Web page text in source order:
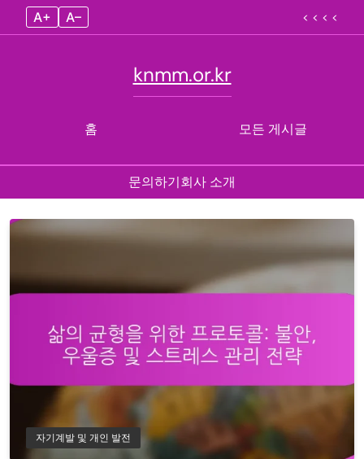
A+ A– < < < <
홈
knmm.or.kr
모든 게시글
문의하기회사 소개
to
자기계발 및 개인 발전